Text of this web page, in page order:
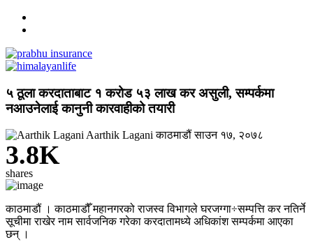
५ ठूला करदाताबाट १ करोड ५३ लाख कर असुली, सम्पर्कमा
नआउनेलाई कानुनी कारवाहीको तयारी
Aarthik Laganiकाठमाडौंसाउन १७, २०७८
3.8K
shares
काठमाडौं । काठमाडौँ महानगरको राजस्व विभागले घरजग्गा÷सम्पत्ति कर नतिर्ने
सूचीमा राखेर नाम सार्वजनिक गरेका करदातामध्ये अधिकांश सम्पर्कमा आएका
छन् ।